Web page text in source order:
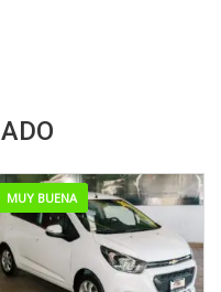
MUY BUENA